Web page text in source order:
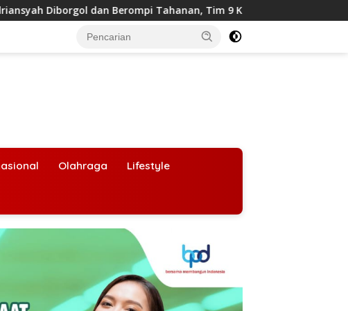
dan Berompi Tahanan, Tim 9 Kejagung Siap Periksa
Olahraga Lifestyle